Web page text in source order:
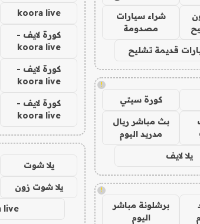
شراء سيارات
مصدومة
قديمة تشليح
!
كورة سيتي
بث مباشر ريال
مدريد اليوم
يلا لايف
!
برشلونة مباشر
اليوم
koora live
كورة لايف -
koora live
كورة لايف -
koora live
كورة لايف -
koora live
يلا شوت
يلا شوت زون
live